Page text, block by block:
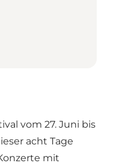
vom 27. Juni bis
acht Tage
mit